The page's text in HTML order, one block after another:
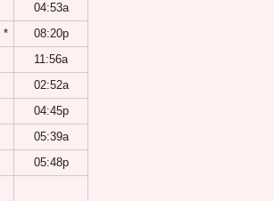
04:53a
*
08:20p
11:56a
02:52a
04:45p
05:39a
05:48p